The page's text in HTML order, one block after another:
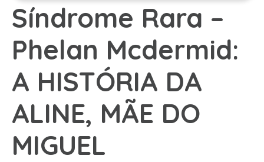
Síndrome Rara –
Phelan Mcdermid:
A HISTÓRIA DA
ALINE, MÃE DO
MIGUEL